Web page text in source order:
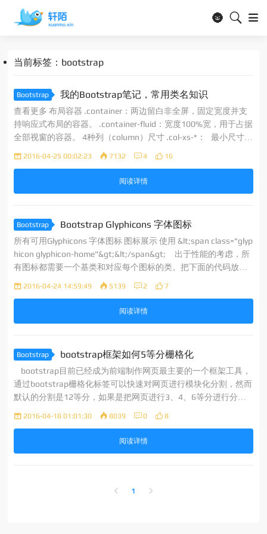
🌚
当前标签：bootstrap
Bootstrap 我的Bootstrap笔记，常用类名知识
查看更多 布局容器 .container：两边留白非全屏，固定宽度并支
持响应式布局的容器。 .container-fluid：宽度100%宽，用于占据
全部视窗的容器。 4种列（column）尺寸 .col-xs-*： 最小尺寸
（Extra Small） .col-sm-*： 小尺寸（small） .col-md-*
2016-04-25 00:02:23 7132 4 16
阅读详情
Bootstrap Bootstrap Glyphicons 字体图标
所有可用Glyphicons 字体图标 图标展示 使用 &lt;span class="glyp
hicon glyphicon-home"&gt;&lt;/span&gt; 出于性能的考虑，所
有图标都需要一个基类和对应每个图标的类。把下面的代码放在
任何地方都可以正常使用。注意，为了设置正确的内补（padding
2016-04-24 14:59:49 5139 2 7
阅读详情
Bootstrap bootstrap框架如何5等分栅格化
bootstrap目前已经成为前端制作网页最主要的一个框架工具，
通过bootstrap栅格化标签可以快速对网页进行模块化分割，然而
默认的分割是12等分，如果是把网页进行3、4、6等分进行分割
是很简单的，你只需要使用col-md-4、col-md-3、col-md-6就可
2016-04-18 01:01:30 8039 0 8
阅读详情
1